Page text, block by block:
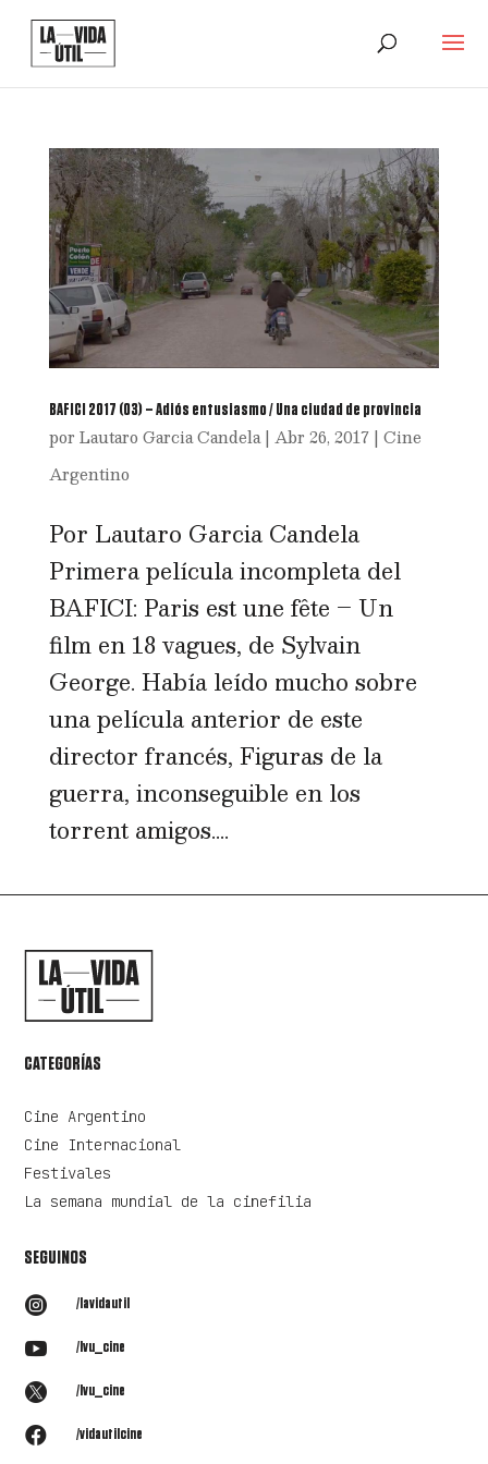
BAFICI 2017 (03) – Adiós entusiasmo / Una ciudad de provincia
por Lautaro Garcia Candela| Abr 26, 2017| Cine
Argentino
Por Lautaro Garcia Candela
Primera película incompleta del
BAFICI: Paris est une fête – Un
film en 18 vagues, de Sylvain
George. Había leído mucho sobre
una película anterior de este
director francés, Figuras de la
guerra, inconseguible en los
torrent amigos....
CATEGORÍAS
Cine Argentino
Cine Internacional
Festivales
La semana mundial de la cinefilia
SEGUINOS
 /lavidautil
 /lvu_cine
 /lvu_cine
 /vidautilcine